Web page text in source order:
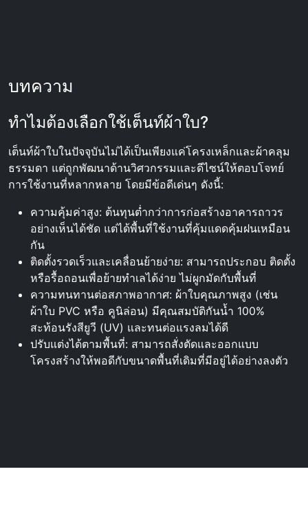
บทความ
ทำไมต้องเลือกใช้เต็นท์ผ้าใบ?
เต็นท์ผ้าใบในปัจจุบันไม่ได้เป็นเพียงแค่โครงเหล็กและผ้าคลุม
ธรรมดา แต่ถูกพัฒนาด้านวิศวกรรมและดีไซน์ให้ตอบโจทย์
การใช้งานที่หลากหลาย โดยมีข้อดีเด่นๆ ดังนี้:
ความคุ้มค่าสูง: ต้นทุนต่ำกว่าการก่อสร้างอาคารถาวร
อย่างเห็นได้ชัด แต่ได้พื้นที่ใช้งานที่คุ้มแดดคุ้มฝนเหมือน
กัน
ติดตั้งรวดเร็วและเคลื่อนย้ายง่าย: สามารถประกอบ ติดตั้ง
หรือรื้อถอนเพื่อย้ายทำเลได้ง่าย ไม่ผูกมัดกับพื้นที่
ความทนทานต่อสภาพอากาศ: ผ้าใบคุณภาพสูง (เช่น
ผ้าใบ PVC หรือ คูนิล่อน) มีคุณสมบัติกันน้ำ 100%
สะท้อนรังสียูวี (UV) และทนต่อแรงลมได้ดี
ปรับแต่งได้ตามพื้นที่: สามารถสั่งตัดและออกแบบ
โครงสร้างให้พอดีกับขนาดพื้นที่เดิมที่มีอยู่ได้อย่างลงตัว